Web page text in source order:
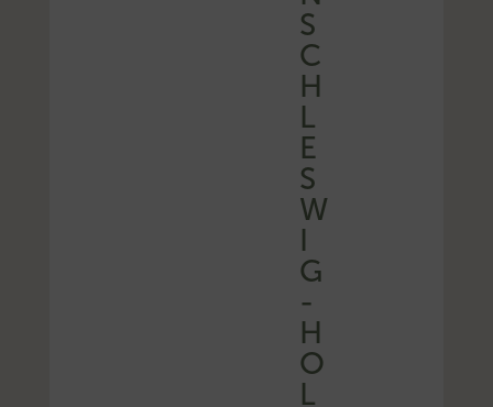
S
C
H
L
E
S
W
I
G
-
H
O
L